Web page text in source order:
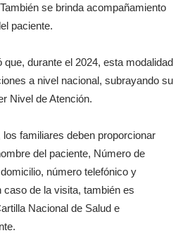
se brinda acompañamiento
paciente.
que, durante el 2024, esta modalidad
a nivel nacional, subrayando su
Nivel de Atención.
familiares deben proporcionar
del paciente, Número de
número telefónico y
de la visita, también es
Nacional de Salud e